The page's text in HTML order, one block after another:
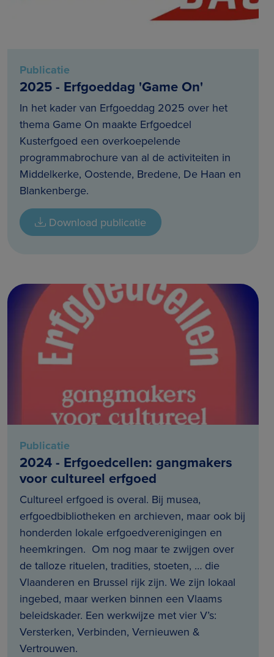
Publicatie
2025 - Erfgoeddag 'Game On'
In het kader van Erfgoeddag 2025 over het
thema Game On maakte Erfgoedcel
Kusterfgoed een overkoepelende
programmabrochure van al de activiteiten in
Middelkerke, Oostende, Bredene, De Haan en
Blankenberge.
Download publicatie
Publicatie
2024 - Erfgoedcellen: gangmakers
voor cultureel erfgoed
Cultureel erfgoed is overal. Bij musea,
erfgoedbibliotheken en archieven, maar ook bij
honderden lokale erfgoedverenigingen en
heemkringen. Om nog maar te zwijgen over
de talloze rituelen, tradities, stoeten, … die
Vlaanderen en Brussel rijk zijn. We zijn lokaal
ingebed, maar werken binnen een Vlaams
beleidskader. Een werkwijze met vier V’s:
Versterken, Verbinden, Vernieuwen &
Vertrouwen.